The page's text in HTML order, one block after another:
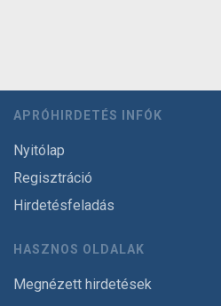
APRÓHIRDETÉS INFÓK
Nyitólap
Regisztráció
Hirdetésfeladás
HASZNOS OLDALAK
Megnézett hirdetések